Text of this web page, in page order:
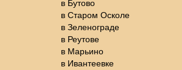
в Бутово
в Старом Осколе
в Зеленограде
в Реутове
в Марьино
в Ивантеевке